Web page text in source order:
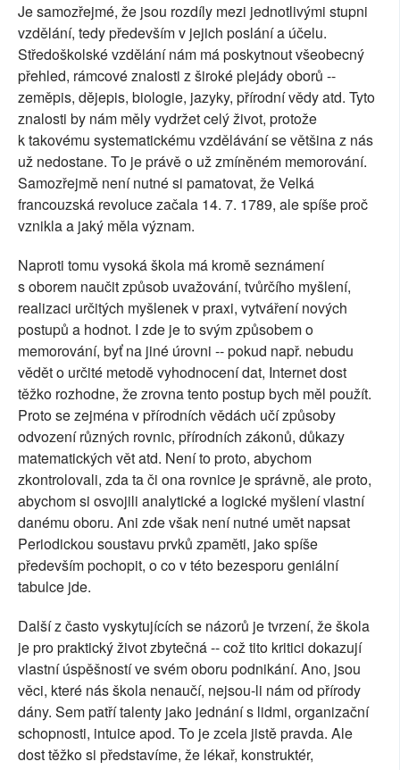
Je samozřejmé, že jsou rozdíly mezi jednotlivými stupni
vzdělání, tedy především v jejich poslání a účelu.
Středoškolské vzdělání nám má poskytnout všeobecný
přehled, rámcové znalosti z široké plejády oborů --
zeměpis, dějepis, biologie, jazyky, přírodní vědy atd. Tyto
znalosti by nám měly vydržet celý život, protože
k takovému systematickému vzdělávání se většina z nás
už nedostane. To je právě o už zmíněném memorování.
Samozřejmě není nutné si pamatovat, že Velká
francouzská revoluce začala 14. 7. 1789, ale spíše proč
vznikla a jaký měla význam.
Naproti tomu vysoká škola má kromě seznámení
s oborem naučit způsob uvažování, tvůrčího myšlení,
realizaci určitých myšlenek v praxi, vytváření nových
postupů a hodnot. I zde je to svým způsobem o
memorování, byť na jiné úrovni -- pokud např. nebudu
vědět o určité metodě vyhodnocení dat, Internet dost
těžko rozhodne, že zrovna tento postup bych měl použít.
Proto se zejména v přírodních vědách učí způsoby
odvození různých rovnic, přírodních zákonů, důkazy
matematických vět atd. Není to proto, abychom
zkontrolovali, zda ta či ona rovnice je správně, ale proto,
abychom si osvojili analytické a logické myšlení vlastní
danému oboru. Ani zde však není nutné umět napsat
Periodickou soustavu prvků zpaměti, jako spíše
především pochopit, o co v této bezesporu geniální
tabulce jde.
Další z často vyskytujících se názorů je tvrzení, že škola
je pro praktický život zbytečná -- což tito kritici dokazují
vlastní úspěšností ve svém oboru podnikání. Ano, jsou
věci, které nás škola nenaučí, nejsou-li nám od přírody
dány. Sem patří talenty jako jednání s lidmi, organizační
schopnosti, intuice apod. To je zcela jistě pravda. Ale
dost těžko si představíme, že lékař, konstruktér,